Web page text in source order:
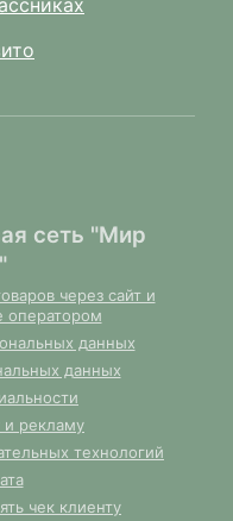
сеть "Мир
через сайт и
оператором
данных
данных
и рекламу
технологий
чек клиенту